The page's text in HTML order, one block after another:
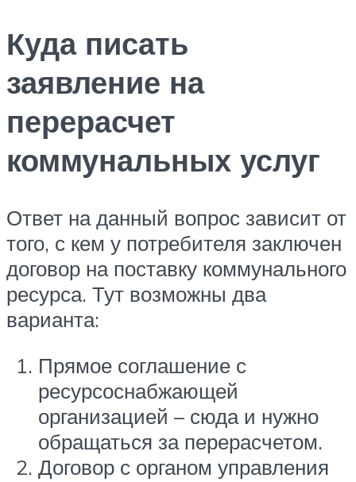
Куда писать
заявление на
перерасчет
коммунальных услуг
Ответ на данный вопрос зависит от
того, с кем у потребителя заключен
договор на поставку коммунального
ресурса. Тут возможны два
варианта:
Прямое соглашение с
ресурсоснабжающей
организацией – сюда и нужно
обращаться за перерасчетом.
Договор с органом управления